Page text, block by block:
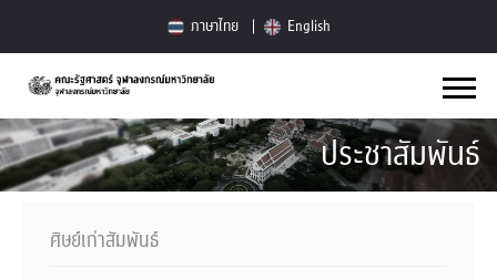
ภาษาไทย English
ประชาสัมพันธ์
ศิษย์เก่าสัมพันธ์